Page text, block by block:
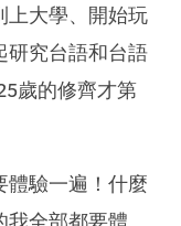
上大學、開始玩
研究台語和台語
歲的修齊才第
體驗一遍！什麼